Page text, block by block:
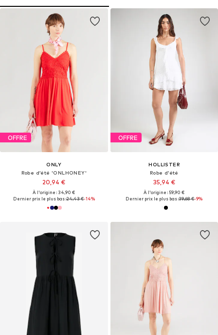
OFFRE
ONLY
Robe d’été 'ONLHONEY'
20,94 €
À l'origine : 34,90 €
Dernier prix le plus bas :24,43 €-14%
OFFRE
HOLLISTER
Robe d’été
35,94 €
À l'origine : 59,90 €
Dernier prix le plus bas :39,68 €-9%